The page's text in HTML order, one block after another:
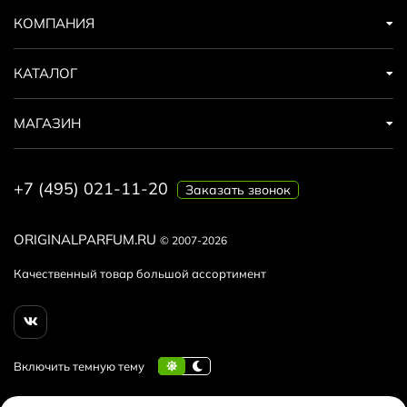
ORIGINALPARFUM.RU © 2007-2026
Качественный товар большой ассортимент
КОМПАНИЯ
КАТАЛОГ
МАГАЗИН
+7 (495) 021-11-20 Заказать звонок